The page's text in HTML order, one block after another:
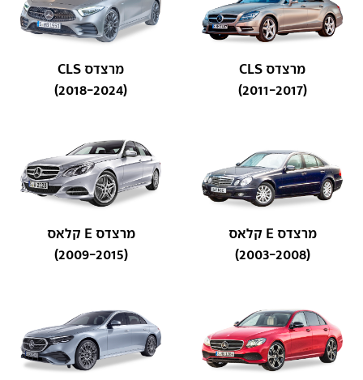
מרצדס CLS
(2011-2017)
מרצדס CLS
(2018-2024)
מרצדס E קלאס
(2003-2008)
מרצדס E קלאס
(2009-2015)